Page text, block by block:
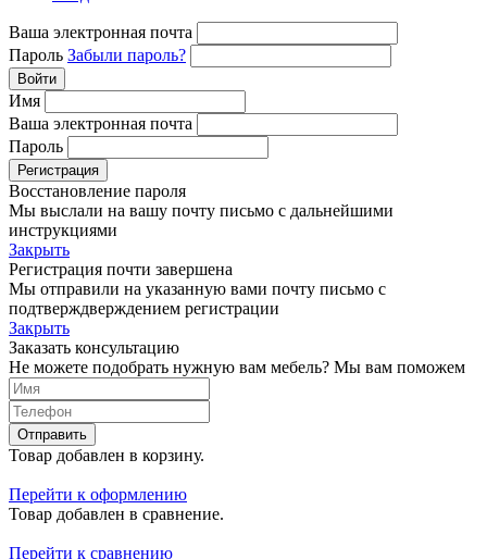
Ваша электронная почта
Пароль Забыли пароль?
Войти
Имя
Ваша электронная почта
Пароль
Регистрация
Восстановление пароля
Мы выслали на вашу почту письмо с дальнейшими
инструкциями
Закрыть
Регистрация почти завершена
Мы отправили на указанную вами почту письмо с
подтверждверждением регистрации
Закрыть
Заказать консультацию
Не можете подобрать нужную вам мебель? Мы вам поможем
Отправить
Товар добавлен в корзину.
Перейти к оформлению
Товар добавлен в сравнение.
Перейти к сравнению